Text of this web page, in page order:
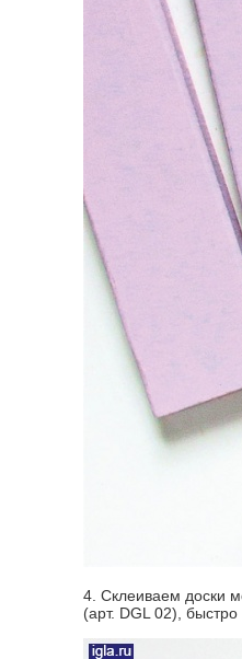
4. Склеиваем доски
(арт. DGL 02),